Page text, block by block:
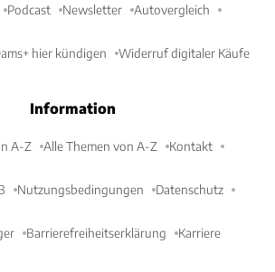
Podcast Newsletter Autovergleich
ams+ hier kündigen Widerruf digitaler Käufe
Information
A-Z Alle Themen von A-Z Kontakt
Nutzungsbedingungen Datenschutz
Barrierefreiheitserklärung Karriere